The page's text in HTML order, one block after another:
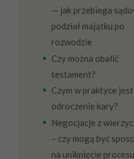
— jak przebiega
podział majątku po
rozwodzie
Czy można obalić
testament?
Czym w praktyce jest
odroczenie kary?
Negocjacje z
– czy mogą być
na uniknięcie procesu